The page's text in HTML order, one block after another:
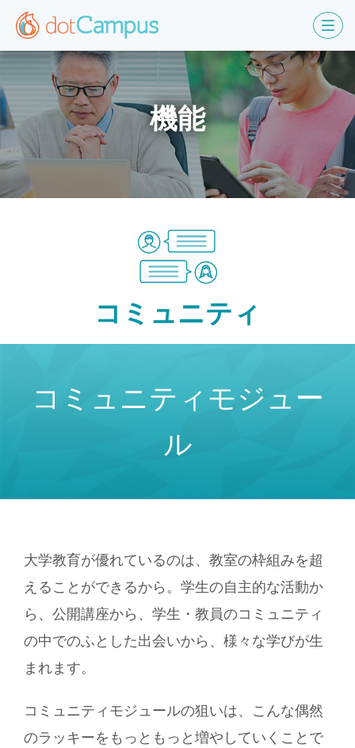
機能
コミュニティ
コミュニティモジュー
ル
大学教育が優れているのは、教室の枠組みを超
えることができるから。学生の自主的な活動か
ら、公開講座から、学生・教員のコミュニティ
の中でのふとした出会いから、様々な学びが生
まれます。
コミュニティモジュールの狙いは、こんな偶然
のラッキーをもっともっと増やしていくことで